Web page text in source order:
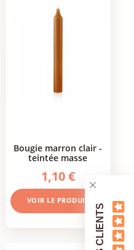
bougie marron clair -
teintée masse
1,10 €
VOIR LE PRODUIT
AVIS CLIENTS